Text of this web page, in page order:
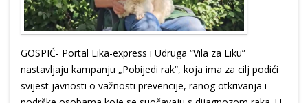
GOSPIĆ- Portal Lika-express i Udruga “Vila za Liku”
nastavljaju kampanju „Pobijedi rak“, koja ima za cilj podići
svijest javnosti o važnosti prevencije, ranog otkrivanja i